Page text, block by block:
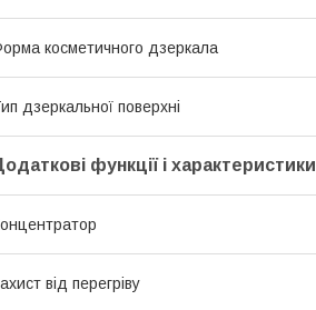
косметичного дзеркала
дзеркальної поверхні
функції і характеристики
від перегріву